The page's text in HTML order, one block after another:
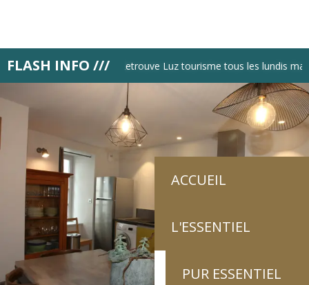
principal
FLASH INFO /// Retrouve Luz tourisme tous les lundis
ACCUEIL
L'ESSENTIEL
PUR ESSENTIEL